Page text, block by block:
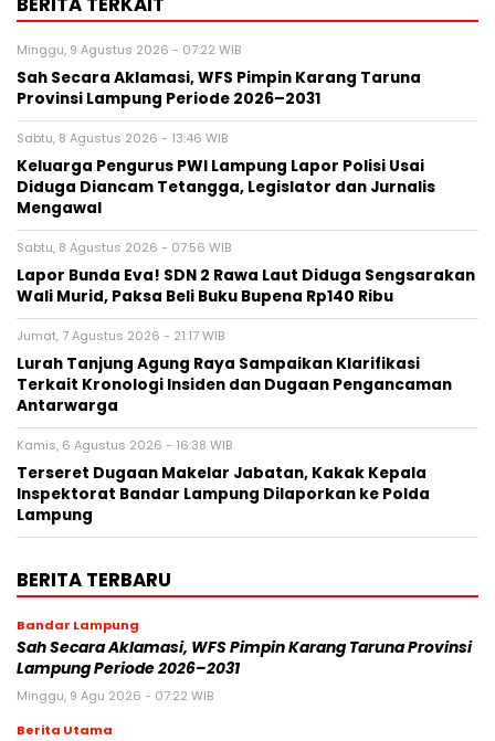
Minggu, 9 Agustus 2026 - 07:22 WIB
Sah Secara Aklamasi, WFS Pimpin Karang Taruna
Provinsi Lampung Periode 2026–2031
Sabtu, 8 Agustus 2026 - 13:46 WIB
Keluarga Pengurus PWI Lampung Lapor Polisi Usai
Diduga Diancam Tetangga, Legislator dan Jurnalis
Mengawal
Sabtu, 8 Agustus 2026 - 07:56 WIB
Lapor Bunda Eva! SDN 2 Rawa Laut Diduga Sengsarakan
Wali Murid, Paksa Beli Buku Bupena Rp140 Ribu
Jumat, 7 Agustus 2026 - 21:17 WIB
Lurah Tanjung Agung Raya Sampaikan Klarifikasi
Terkait Kronologi Insiden dan Dugaan Pengancaman
Antarwarga
Kamis, 6 Agustus 2026 - 16:38 WIB
Terseret Dugaan Makelar Jabatan, Kakak Kepala
Inspektorat Bandar Lampung Dilaporkan ke Polda
Lampung
BERITA TERBARU
Bandar Lampung
Sah Secara Aklamasi, WFS Pimpin Karang Taruna Provinsi
Lampung Periode 2026–2031
Minggu, 9 Agu 2026 - 07:22 WIB
Berita Utama